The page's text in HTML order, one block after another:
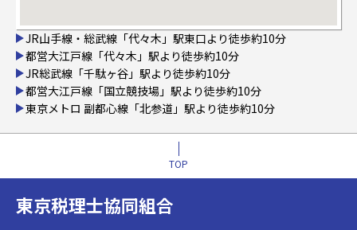
JR山手線・総武線「代々木」駅東口より徒歩約10分
都営大江戸線「代々木」駅より徒歩約10分
JR総武線「千駄ヶ谷」駅より徒歩約10分
都営大江戸線「国立競技場」駅より徒歩約10分
東京メトロ 副都心線「北参道」駅より徒歩約10分
TOP
東京税理士協同組合